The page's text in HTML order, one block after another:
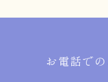
お電話で